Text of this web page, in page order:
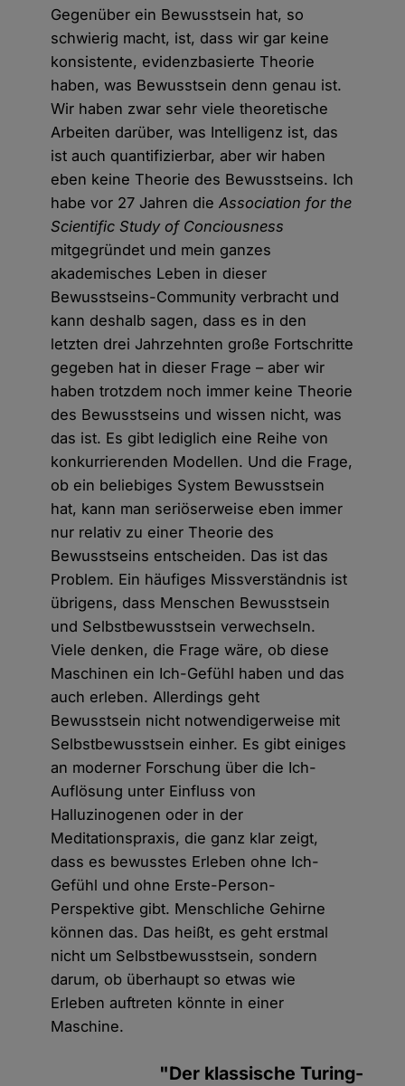
Gegenüber ein Bewusstsein hat, so
schwierig macht, ist, dass wir gar keine
konsistente, evidenzbasierte Theorie
haben, was Bewusstsein denn genau ist.
Wir haben zwar sehr viele theoretische
Arbeiten darüber, was Intelligenz ist, das
ist auch quantifizierbar, aber wir haben
eben keine Theorie des Bewusstseins. Ich
habe vor 27 Jahren dieAssociation for the
Scientific Study of Conciousness
mitgegründet und mein ganzes
akademisches Leben in dieser
Bewusstseins-Community verbracht und
kann deshalb sagen, dass es in den
letzten drei Jahrzehnten große Fortschritte
gegeben hat in dieser Frage – aber wir
haben trotzdem noch immer keine Theorie
des Bewusstseins und wissen nicht, was
das ist. Es gibt lediglich eine Reihe von
konkurrierenden Modellen. Und die Frage,
ob ein beliebiges System Bewusstsein
hat, kann man seriöserweise eben immer
nur relativ zu einer Theorie des
Bewusstseins entscheiden. Das ist das
Problem. Ein häufiges Missverständnis ist
übrigens, dass Menschen Bewusstsein
und Selbstbewusstsein verwechseln.
Viele denken, die Frage wäre, ob diese
Maschinen ein Ich-Gefühl haben und das
auch erleben. Allerdings geht
Bewusstsein nicht notwendigerweise mit
Selbstbewusstsein einher. Es gibt einiges
an moderner Forschung über die Ich-
Auflösung unter Einfluss von
Halluzinogenen oder in der
Meditationspraxis, die ganz klar zeigt,
dass es bewusstes Erleben ohne Ich-
Gefühl und ohne Erste-Person-
Perspektive gibt. Menschliche Gehirne
können das. Das heißt, es geht erstmal
nicht um Selbstbewusstsein, sondern
darum, ob überhaupt so etwas wie
Erleben auftreten könnte in einer
Maschine.
"Der klassische Turing-